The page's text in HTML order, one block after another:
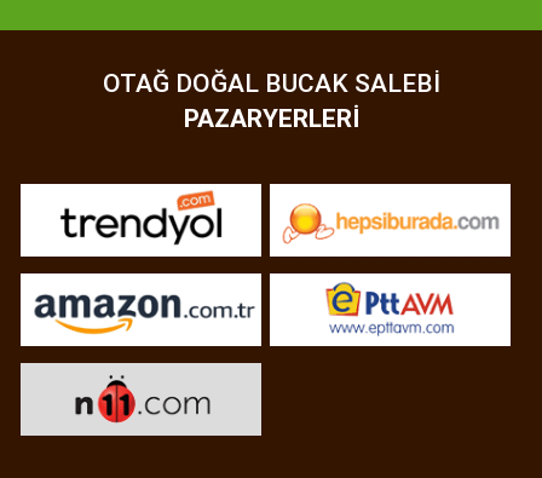
OTAĞ DOĞAL BUCAK SALEBI
PAZARYERLERI